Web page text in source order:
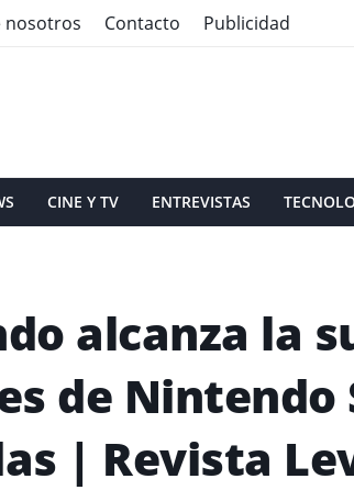
nosotros Contacto Publicidad
CINE Y TV ENTREVISTAS
alcanza la
de Nintendo
| Revista